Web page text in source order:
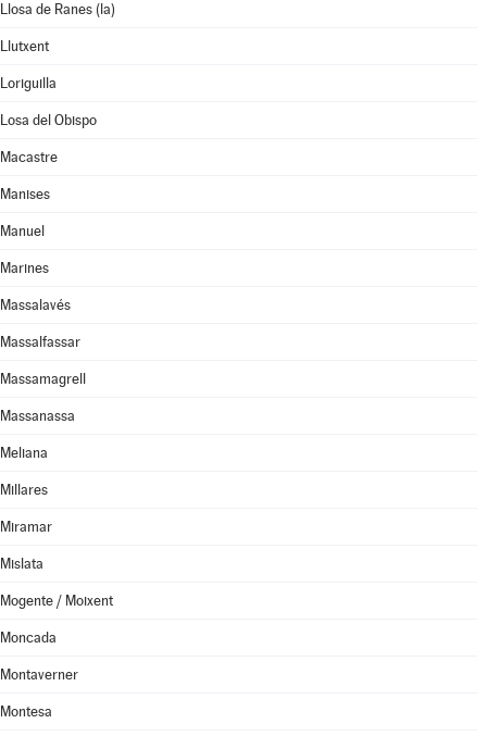
Llosa de Ranes (la)
Llutxent
Loriguilla
Losa del Obispo
Macastre
Manises
Manuel
Marines
Massalavés
Massalfassar
Massamagrell
Massanassa
Meliana
Millares
Miramar
Mislata
Mogente / Moixent
Moncada
Montaverner
Montesa